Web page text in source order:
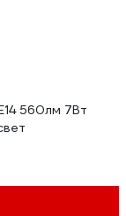
560лм 7Вт